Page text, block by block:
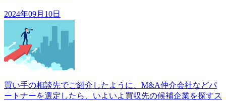
2024年09月10日
買い手の相談先でご紹介したように、M&A仲介会社などパ
ートナーを選定したら、いよいよ買収先の候補企業を探すス